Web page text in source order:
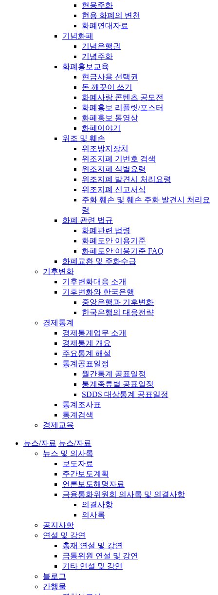
현용주화
현용 화폐의 변천
화폐연대자료
기념화폐
기념은행권
기념주화
화폐홍보교육
현금사용 선택권
돈 깨끗이 쓰기
화폐사랑 콘텐츠 공모전
화폐홍보 리플릿/포스터
화폐홍보 동영상
화폐이야기
위조 및 훼손
위조방지장치
위조지폐 기번호 검색
위조지폐 식별요령
위조지폐 발견시 처리요령
위조지폐 신고서식
주화 훼손 및 훼손 주화 발견시 처리요
령
화폐 관련 법규
화폐관련 법령
화폐도안 이용기준
화폐도안 이용기준 FAQ
화폐교환 및 주화수급
기후변화
기후변화대응 소개
기후변화와 한국은행
중앙은행과 기후변화
한국은행의 대응전략
경제통계
경제통계업무 소개
경제통계 개요
주요통계 해설
통계공표일정
월간통계 공표일정
통계종류별 공표일정
SDDS 대상통계 공표일정
통계조사표
통계검색
경제교육
뉴스/자료 뉴스/자료
뉴스 및 의사록
보도자료
주간보도계획
언론보도해명자료
금융통화위원회 의사록 및 의결사항
의결사항
의사록
공지사항
연설 및 강연
총재 연설 및 강연
금통위원 연설 및 강연
기타 연설 및 강연
블로그
간행물